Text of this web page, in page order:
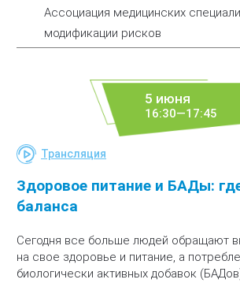
Ассоциация медицинских
модификации рисков
5 июня
16:30—17:45
Трансляция
Здоровое питание и БАДы:
баланса
Сегодня все больше людей обращают
на свое здоровье и питание, а
биологически активных добавок